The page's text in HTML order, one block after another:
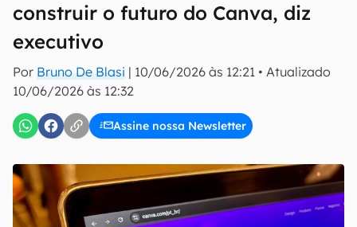
construir o futuro do Canva, diz
executivo
Por Bruno De Blasi | 10/06/2026 às 12:21 • Atualizado
10/06/2026 às 12:32
Assine nossa Newsletter
E-mail
inscreva-se
Confirmo que li, aceito e concordo com os Termos de
Uso e Política de Privacidade do Canaltech.